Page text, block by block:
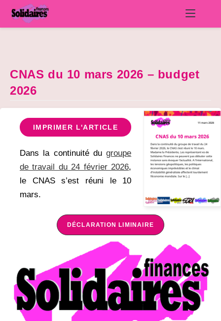
CNAS du 10 mars 2026 – budget
2026
IMPRIMER L'ARTICLE
Dans la continuité dugroupe
de travail du 24 février 2026,
le CNAS s’est réuni le 10
mars.
DÉCLARATION LIMINAIRE